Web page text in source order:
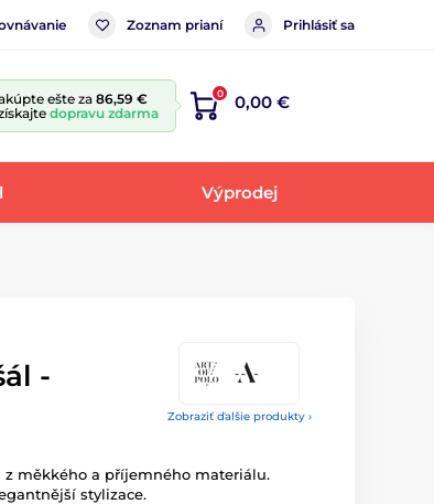
Zoznam prianí Prihlásiť sa
ešte za 86,59 €
dopravu zdarma
0 0,00 €
Výprodej
Zobraziť ďalšie produkty ›
-
z měkkého a příjemného materiálu.
stylizace.